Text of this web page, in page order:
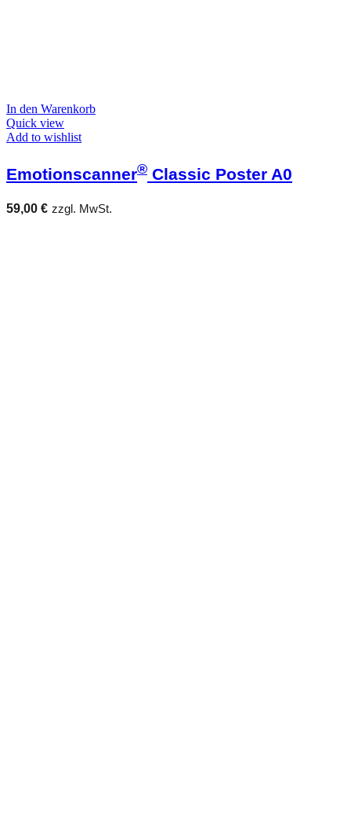
In den Warenkorb
Quick view
Add to wishlist
Emotionscanner® Classic Poster A0
59,00 € zzgl. MwSt.